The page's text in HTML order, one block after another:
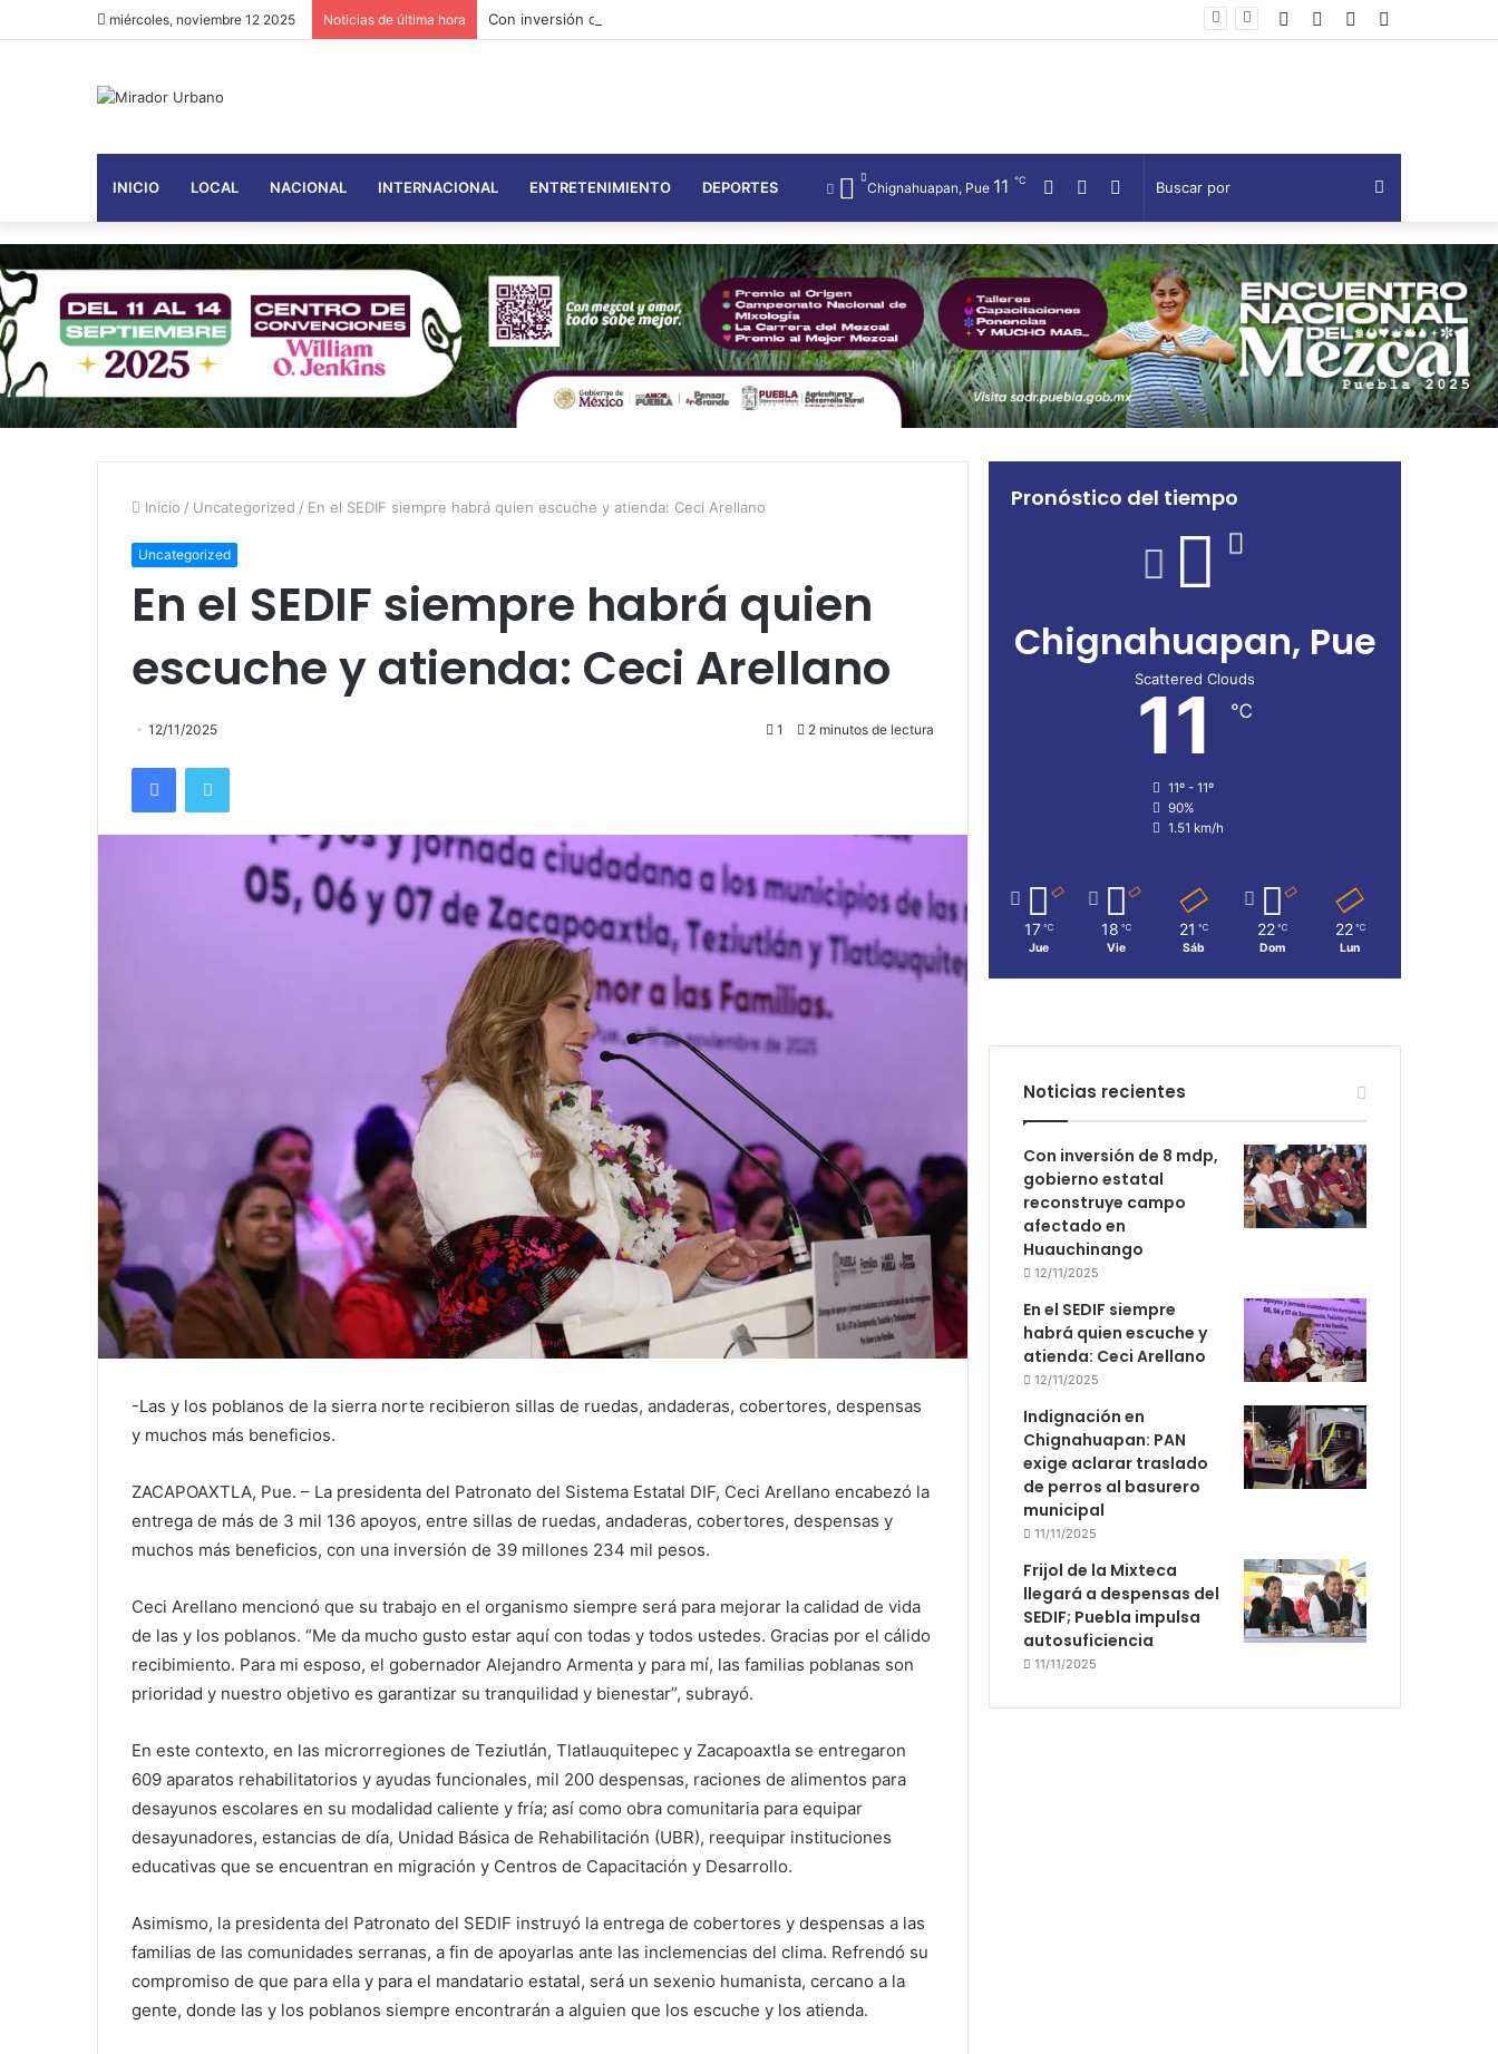
miércoles, noviembre 12 2025 Noticias de última hora Con inversión de 8 mdp, gobierno estatal reconstruye campo afectado en Huauchinango Telegram
Twitter
Facebook
INICIO LOCAL NACIONAL INTERNACIONAL ENTRETENIMIENTO DEPORTES Buscar
por
Telegram
Twitter
Facebook
Chignahuapan, Pue 11 ℃
Inicio / Uncategorized / En el SEDIF siempre habrá quien escuche y atienda: Ceci Arellano
Uncategorized
En el SEDIF siempre habrá quien
escuche y atienda: Ceci Arellano
12/11/2025 1 2 minutos de lectura
FacebookTwitter
-Las y los poblanos de la sierra norte recibieron sillas de ruedas, andaderas, cobertores, despensas
y muchos más beneficios.
ZACAPOAXTLA, Pue. – La presidenta del Patronato del Sistema Estatal DIF, Ceci Arellano encabezó la
entrega de más de 3 mil 136 apoyos, entre sillas de ruedas, andaderas, cobertores, despensas y
muchos más beneficios, con una inversión de 39 millones 234 mil pesos.
Ceci Arellano mencionó que su trabajo en el organismo siempre será para mejorar la calidad de vida
de las y los poblanos. “Me da mucho gusto estar aquí con todas y todos ustedes. Gracias por el cálido
recibimiento. Para mi esposo, el gobernador Alejandro Armenta y para mí, las familias poblanas son
prioridad y nuestro objetivo es garantizar su tranquilidad y bienestar”, subrayó.
En este contexto, en las microrregiones de Teziutlán, Tlatlauquitepec y Zacapoaxtla se entregaron
609 aparatos rehabilitatorios y ayudas funcionales, mil 200 despensas, raciones de alimentos para
desayunos escolares en su modalidad caliente y fría; así como obra comunitaria para equipar
desayunadores, estancias de día, Unidad Básica de Rehabilitación (UBR), reequipar instituciones
educativas que se encuentran en migración y Centros de Capacitación y Desarrollo.
Asimismo, la presidenta del Patronato del SEDIF instruyó la entrega de cobertores y despensas a las
familias de las comunidades serranas, a fin de apoyarlas ante las inclemencias del clima. Refrendó su
compromiso de que para ella y para el mandatario estatal, será un sexenio humanista, cercano a la
gente, donde las y los poblanos siempre encontrarán a alguien que los escuche y los atienda.
Pronóstico del tiempo
Chignahuapan, Pue
Scattered Clouds
11 ℃
11º - 11º
90%
1.51 km/h
17 ℃
Jue
18 ℃
Vie
21 ℃
Sáb
22 ℃
Dom
22 ℃
Lun
Noticias recientes
Con inversión de 8 mdp,
gobierno estatal
reconstruye campo
afectado en
Huauchinango
12/11/2025
En el SEDIF siempre
habrá quien escuche y
atienda: Ceci Arellano
12/11/2025
Indignación en
Chignahuapan: PAN
exige aclarar traslado
de perros al basurero
municipal
11/11/2025
Frijol de la Mixteca
llegará a despensas del
SEDIF; Puebla impulsa
autosuficiencia
11/11/2025